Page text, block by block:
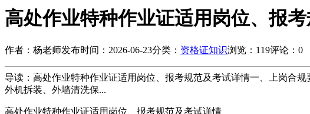
高处作业特种作业证适用岗位、报
作者：杨老师发布时间：2026-06-23分类： 资格证知识浏览：119评论：0
导读：高处作业特种作业证适用岗位、报考规范及考试详情一、上岗合
外机拆装、外墙清洗保...
高处作业特种作业证适用岗位、报考规范及考试详情